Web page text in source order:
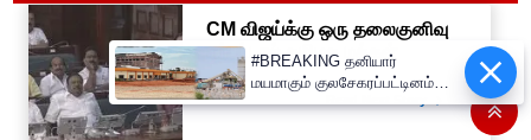
#BREAKING தனியார்
மயமாகும் குலசேகரப்பட்டினம்
ராக்கெட் ஏவுதளம்!